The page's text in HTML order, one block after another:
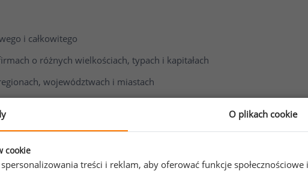
i całkowitego
o różnych wielkościach, typach i kapitałach
województwach i miastach
O plikach cookie
cookie
treści i reklam, aby oferować funkcje społecznościowe